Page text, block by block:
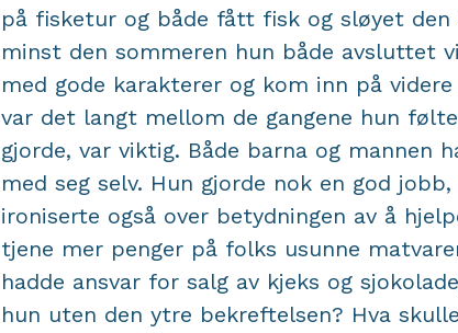
på fisketur og både fått fisk og sløyet den
minst den sommeren hun både avsluttet
med gode karakterer og kom inn på
var det langt mellom de gangene hun
gjorde, var viktig. Både barna og mannen
med seg selv. Hun gjorde nok en god jobb,
ironiserte også over betydningen av å
tjene mer penger på folks usunne
hadde ansvar for salg av kjeks og
hun uten den ytre bekreftelsen? Hva